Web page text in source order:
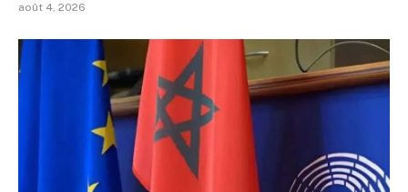
août 4, 2026